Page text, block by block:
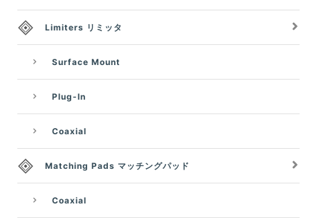
Limiters リミッタ
Surface Mount
Plug-In
Coaxial
Matching Pads マッチングパッド
Coaxial